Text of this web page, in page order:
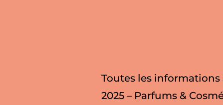
Toutes les
2025 – Parfums &